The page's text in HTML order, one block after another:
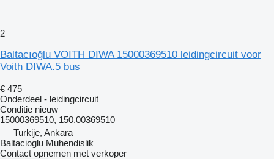
2
Baltacıoğlu VOITH DIWA 15000369510 leidingcircuit voor
Voith DIWA.5 bus
€ 475
Onderdeel - leidingcircuit
Conditie nieuw
15000369510, 150.00369510
Turkije, Ankara
Baltacioglu Muhendislik
Contact opnemen met verkoper